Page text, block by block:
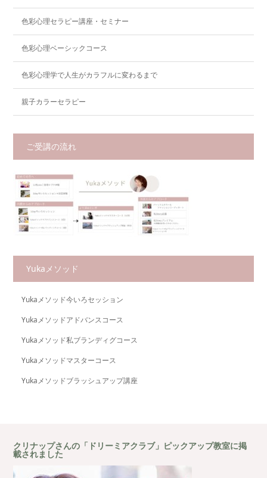
色彩心理セラピー講座・セミナー
色彩心理ベーシックコース
色彩心理学で人生がカラフルに変わるまで
親子カラーセラピー
ご受講の流れ
Yukaメソッド
Yukaメソッド今いろセッション
Yukaメソッドアドバンスコース
Yukaメソッド私ブランディグコース
Yukaメソッドマスターコース
Yukaメソッドブラッシュアップ講座
クリナップさんの「ドリーミアクラブ」ピックアップ教室に掲
載されました